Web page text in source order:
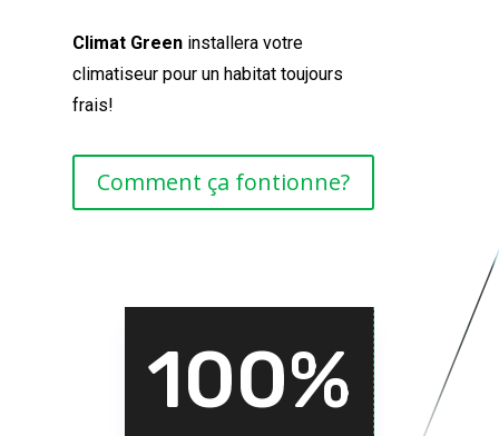
Climat Greeninstallera votre
climatiseur pour un habitat toujours
frais!
Comment ça fontionne?
100%